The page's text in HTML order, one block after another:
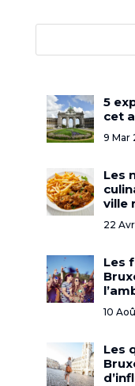
5
cet
9 Mar
Les
ville
22
Les
10
Les